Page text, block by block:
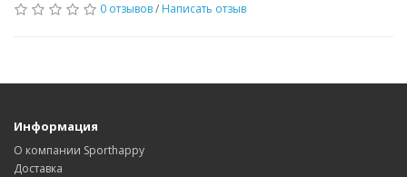
0 отзывов/ Написать отзыв
Информация
О компании Sporthappy
Доставка